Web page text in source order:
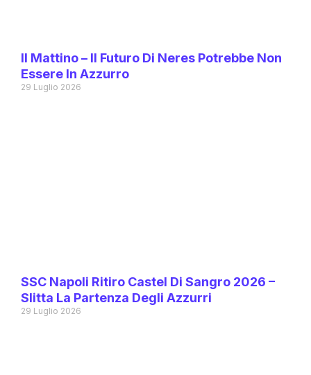
Il Mattino – Il Futuro Di Neres Potrebbe Non
Essere In Azzurro
29 Luglio 2026
SSC Napoli Ritiro Castel Di Sangro 2026 –
Slitta La Partenza Degli Azzurri
29 Luglio 2026